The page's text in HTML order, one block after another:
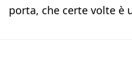
porta, che certe volte è